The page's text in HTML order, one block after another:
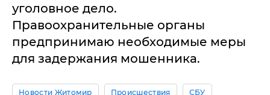
уголовное дело.
Правоохранительные органы
предпринимаю необходимые меры
для задержания мошенника.
Новости Житомир Происшествия СБУ